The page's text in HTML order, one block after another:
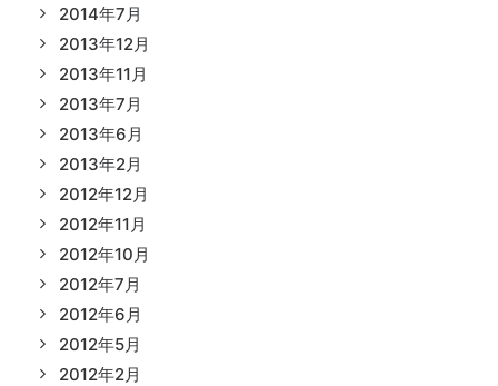
2014年7月
2013年12月
2013年11月
2013年7月
2013年6月
2013年2月
2012年12月
2012年11月
2012年10月
2012年7月
2012年6月
2012年5月
2012年2月